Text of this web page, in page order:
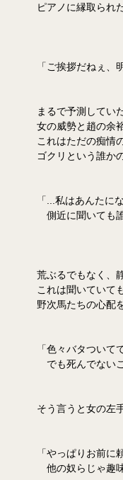
ピアノに縁取られ
「ご挨拶だねぇ、
まるで予測してい
女の威勢と趙の余
これはただの痴情
ゴクリという誰か
「...私はあんたに
側近に聞いても
荒ぶるでもなく、
これは聞いていて
野次馬たちの心配
「色々バタついて
でも死んでない
そう言うと女の左
「やっぱりお前に
他の奴らじゃ趣